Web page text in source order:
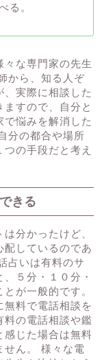
る。
々な専門家の先生
から、知る人ぞ
実際に相談した
すので、自分と
悩みを解消した
分の都合や場所
の手段だと考え
きる
分かったけど、
配しているのであ
占いは有料のサ
５分・１０分・
が一般的です。
無料で電話相談を
料の電話相談や鑑
感じた場合は無料
せん。 様々な電